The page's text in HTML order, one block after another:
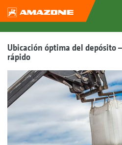
Ubicación óptima del depósito
rápido